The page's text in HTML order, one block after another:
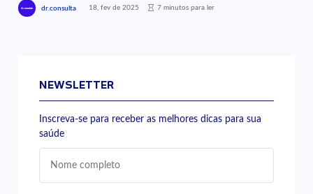
dr.consulta 18, fev de 2025 7 minutos para ler
NEWSLETTER
Inscreva-se para receber as melhores dicas para sua
saúde